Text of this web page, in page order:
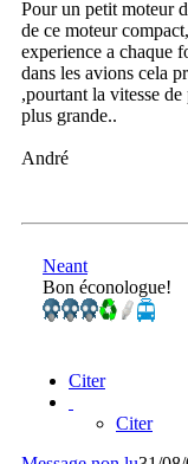
Pour un petit moteur
de ce moteur
experience a chaque
dans les avions cela
,pourtant la vitesse
plus grande..
André
Neant
Bon éconologue!
Citer
Citer